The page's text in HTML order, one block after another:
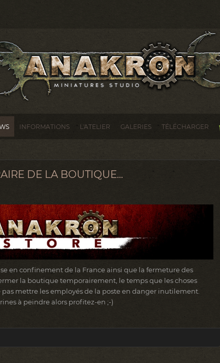
INFORMATIONS L'ATELIER GALERIES TÉLÉCHARGER
DE LA BOUTIQUE...
en confinement de la France ainsi que la fermeture des
la boutique temporairement, le temps que les choses
mettre les employés de la poste en danger inutilement.
à peindre alors profitez-en ;-)